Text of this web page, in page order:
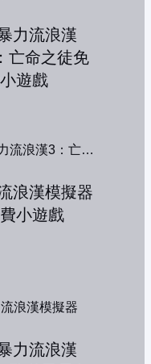
暴力流浪漢3：亡命之徒
流浪漢模擬器